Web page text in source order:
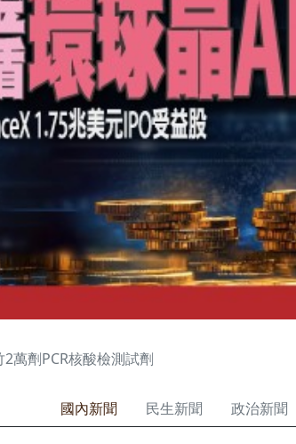
萬劑PCR核酸檢測試劑
國內新聞 民生新聞 政治新聞